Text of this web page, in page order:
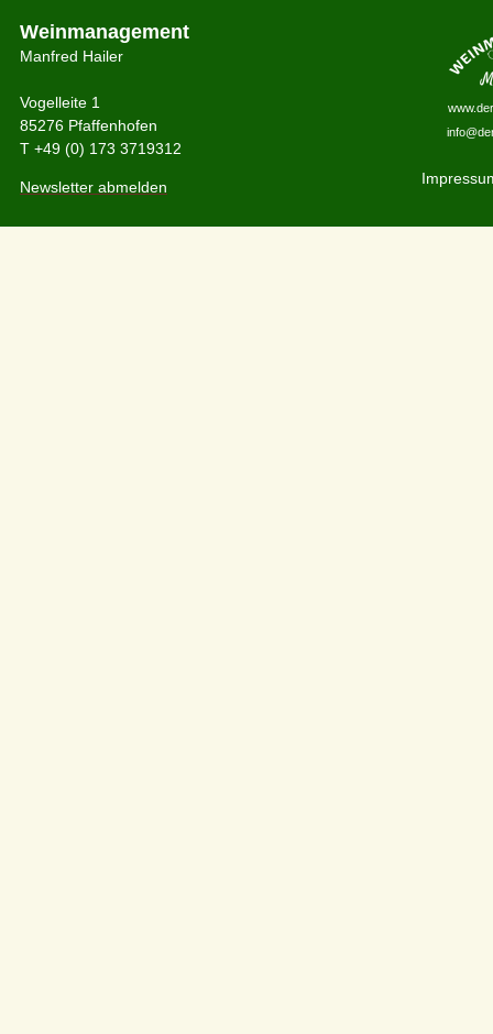
Weinmanagement
Manfred Hailer
Vogelleite 1
85276 Pfaffenhofen
T +49 (0) 173 3719312
Newsletter abmelden